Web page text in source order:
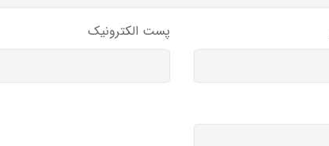
پست الکترونیک